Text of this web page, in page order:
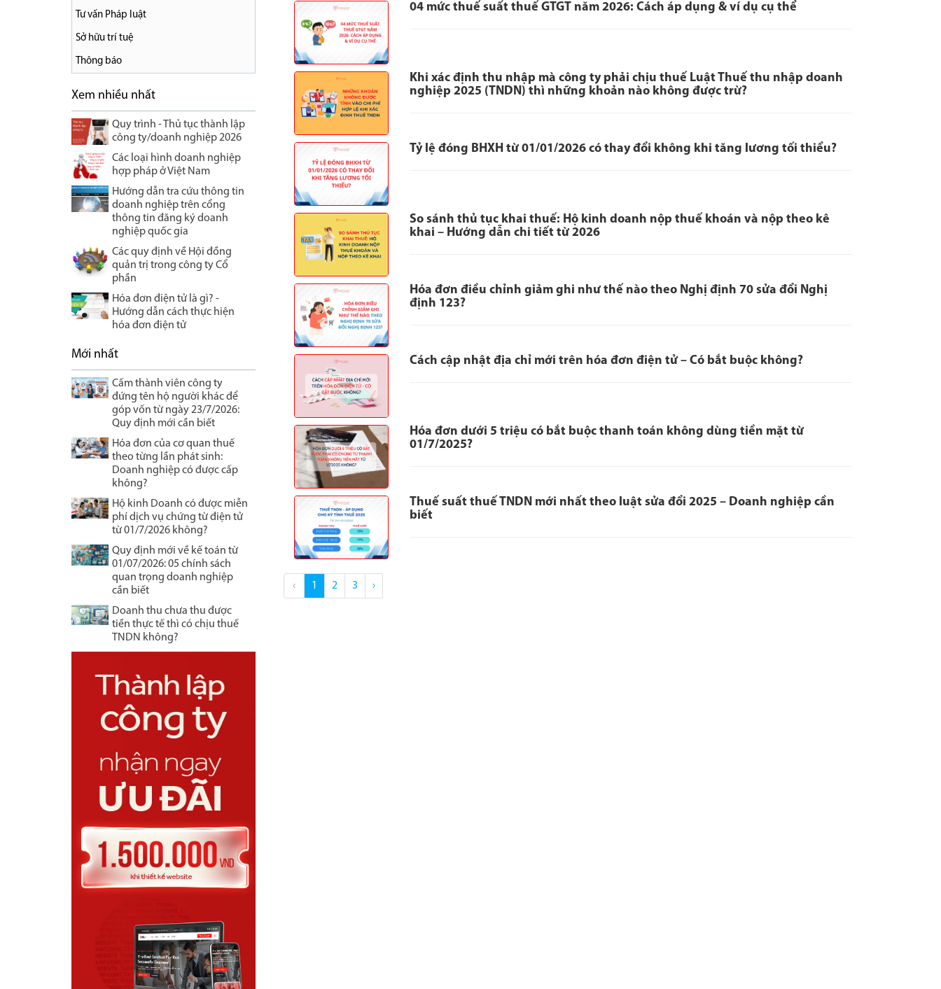
Tư vấn Pháp luật
Sở hữu trí tuệ
Thông báo
Xem nhiều nhất
Quy trình - Thủ tục thành lập
công ty/doanh nghiệp 2026
Các loại hình doanh nghiệp
hợp pháp ở Việt Nam
Hướng dẫn tra cứu thông tin
doanh nghiệp trên cổng
thông tin đăng ký doanh
nghiệp quốc gia
Các quy định về Hội đồng
quản trị trong công ty Cổ
phần
Hóa đơn điện tử là gì? -
Hướng dẫn cách thực hiện
hóa đơn điện tử
Mới nhất
Cấm thành viên công ty
đứng tên hộ người khác để
góp vốn từ ngày 23/7/2026:
Quy định mới cần biết
Hóa đơn của cơ quan thuế
theo từng lần phát sinh:
Doanh nghiệp có được cấp
không?
Hộ kinh Doanh có được miễn
phí dịch vụ chứng từ điện tử
từ 01/7/2026 không?
Quy định mới về kế toán từ
01/07/2026: 05 chính sách
quan trọng doanh nghiệp
cần biết
Doanh thu chưa thu được
tiền thực tế thì có chịu thuế
TNDN không?
04 mức thuế suất thuế GTGT năm 2026: Cách áp dụng & ví dụ cụ thể
Khi xác định thu nhập mà công ty phải chịu thuế Luật Thuế thu nhập doanh
nghiệp 2025 (TNDN) thì những khoản nào không được trừ?
Tỷ lệ đóng BHXH từ 01/01/2026 có thay đổi không khi tăng lương tối thiểu?
So sánh thủ tục khai thuế: Hộ kinh doanh nộp thuế khoán và nộp theo kê
khai – Hướng dẫn chi tiết từ 2026
Hóa đơn điều chỉnh giảm ghi như thế nào theo Nghị định 70 sửa đổi Nghị
định 123?
Cách cập nhật địa chỉ mới trên hóa đơn điện tử – Có bắt buộc không?
Hóa đơn dưới 5 triệu có bắt buộc thanh toán không dùng tiền mặt từ
01/7/2025?
Thuế suất thuế TNDN mới nhất theo luật sửa đổi 2025 – Doanh nghiệp cần
biết
‹ 1 2 3 ›